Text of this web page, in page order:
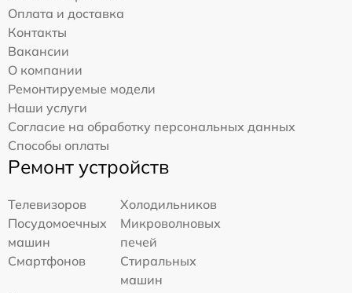
Оплата и доставка
Контакты
Вакансии
О компании
Ремонтируемые модели
Наши услуги
Согласие на обработку персональных данных
Способы оплаты
Ремонт устройств
Телевизоров
Холодильников
Посудомоечных
машин
Микроволновых
печей
Смартфонов
Стиральных
машин